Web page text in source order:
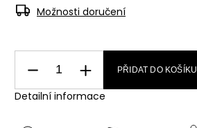
Možnosti doručení
PŘIDAT DO KOŠÍKU
Detailní informace